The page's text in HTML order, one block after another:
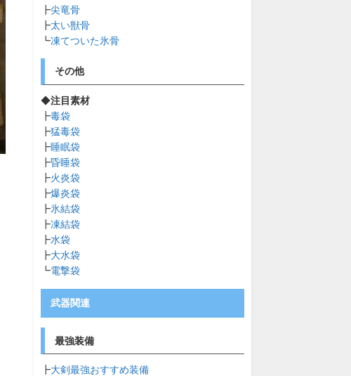
┣尖竜骨
┣太い獣骨
┗凍てついた氷骨
その他
◆注目素材
┣毒袋
┣猛毒袋
┣睡眠袋
┣昏睡袋
┣火炎袋
┣爆炎袋
┣氷結袋
┣凍結袋
┣水袋
┣大水袋
┗電撃袋
武器関連
最強装備
┣大剣最強おすすめ装備